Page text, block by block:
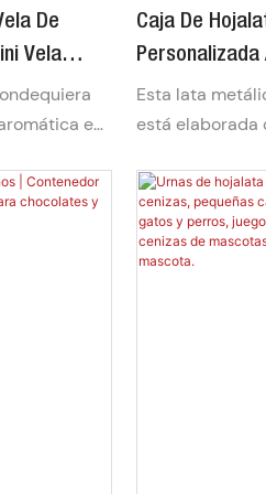
De
Vela
Regalar
en
de la
e
de
Caja De
Chocolate |
Grado
Esta lata
está elaborada
Diseñada para
realzar la
forma
convierten en